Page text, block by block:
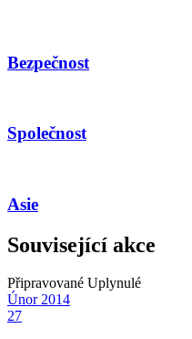
Bezpečnost
Společnost
Asie
Související akce
Připravované Uplynulé
Únor2014
27